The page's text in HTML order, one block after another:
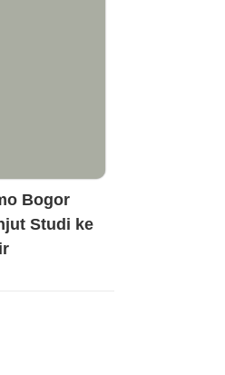
Bogor
Studi ke